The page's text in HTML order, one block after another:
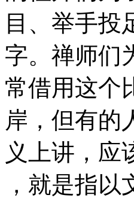
目、举手投
字。禅师们
常借用这个
岸，但有的
义上讲，应
，就是指